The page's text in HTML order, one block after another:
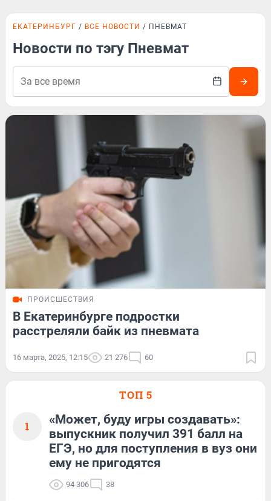
ЕКАТЕРИНБУРГ ВСЕ НОВОСТИ ПНЕВМАТ
Новости по тэгу Пневмат
ПРОИСШЕСТВИЯ
В Екатеринбурге подростки
расстреляли байк из пневмата
16 марта, 2025, 12:15 21 276 60
ТОП 5
1
«Может, буду игры создавать»:
выпускник получил 391 балл на
ЕГЭ, но для поступления в вуз они
ему не пригодятся
94 306 38